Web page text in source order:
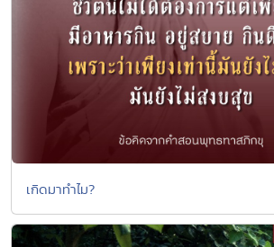
เกิดมาทำไม?